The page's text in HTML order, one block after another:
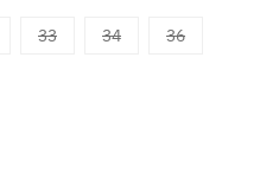
33 34 36